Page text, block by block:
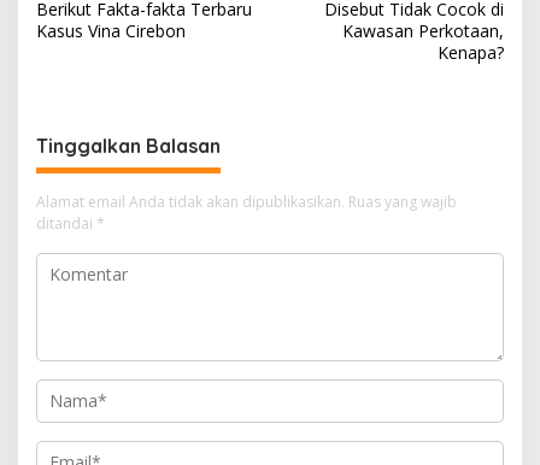
A a
v
a
s
i
p
o
Berikut Fakta-fakta Terbaru
Kasus Vina Cirebon
Disebut Tidak Cocok di
Kawasan Perkotaan,
Kenapa?
Tinggalkan Balasan
Alamat email Anda tidak akan dipublikasikan. Ruas yang wajib
ditandai *